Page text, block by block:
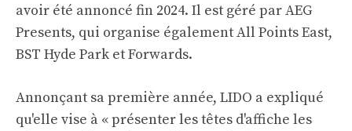
avoir été annoncé fin 2024. Il est géré par AEG
Presents, qui organise également All Points East,
BST Hyde Park et Forwards.
Annonçant sa première année, LIDO a expliqué
qu'elle vise à « présenter les têtes d'affiche les